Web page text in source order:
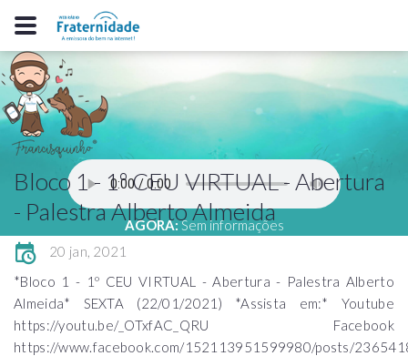
AGORA:Sem informações
Bloco 1 - 1º CEU VIRTUAL - Abertura
- Palestra Alberto Almeida
20 jan, 2021
*Bloco 1 - 1º CEU VIRTUAL - Abertura - Palestra Alberto
Almeida* SEXTA (22/01/2021) *Assista em:* Youtube
https://youtu.be/_OTxfAC_QRU Facebook
https://www.facebook.com/152113951599980/posts/